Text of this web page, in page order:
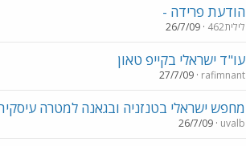
הודעת פרידה -
לילית462 26/7/09
עו"ד ישראלי בקייפ טאון
rafimnant
27/7/09
מחפש ישראלי בטנזניה ובגאנה למטרה
uvalb
26/7/09